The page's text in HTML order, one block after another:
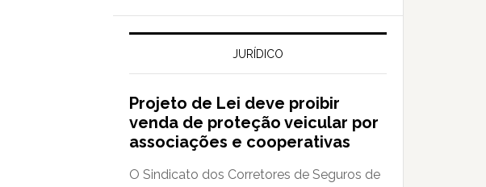
JURÍDICO
Projeto de Lei deve proibir
venda de proteção veicular por
associações e cooperativas
O Sindicato dos Corretores de Seguros de